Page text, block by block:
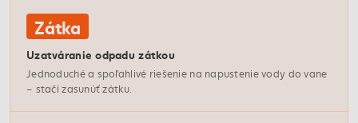
Zátka
Uzatváranie odpadu zátkou
Jednoduché a spoľahlivé riešenie na napustenie vody do vane
– stačí zasunúť zátku.